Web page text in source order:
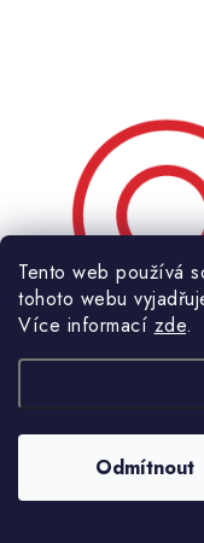
Tento web používá
tohoto webu
Více informací zde.
Odmítnout
Odběrná místa po celé
České republice